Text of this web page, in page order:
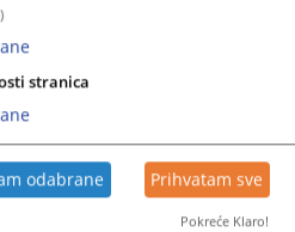
vijeća BiH od 18.12.2014.
u Općinskom sudu u Livnu.
izabrana je za redovnog suca
stupila 16.06.2022. godine.
stranica
odabrane Prihvatam sve
Pokreće Klaro!